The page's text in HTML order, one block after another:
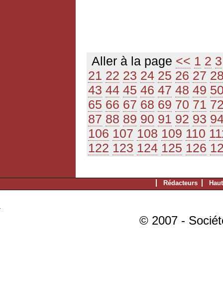
Aller à la page << 1 2 3
21 22 23 24 25 26 27
43 44 45 46 47 48 49
65 66 67 68 69 70 71
87 88 89 90 91 92 93
106 107 108 109 110
122 123 124 125 126
Rédacteurs
© 2007 -